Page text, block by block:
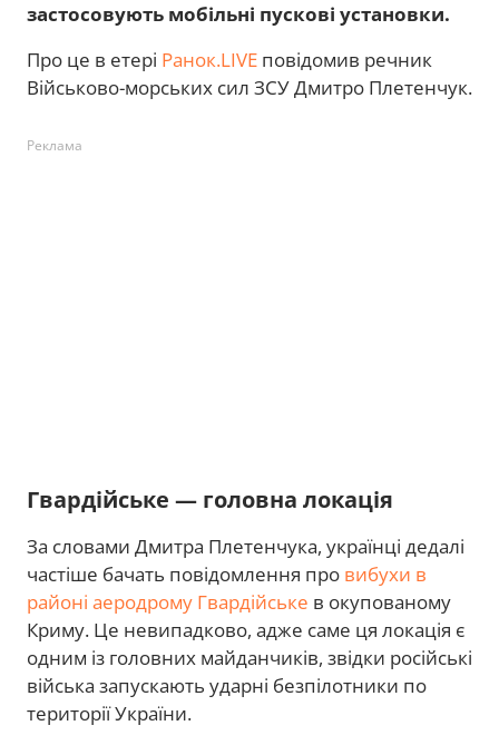
застосовують мобільні пускові установки.
Про це в етері Ранок.LIVE повідомив речник
Військово-морських сил ЗСУ Дмитро Плетенчук.
Реклама
Гвардійське — головна локація
За словами Дмитра Плетенчука, українці дедалі
частіше бачать повідомлення про вибухи в
районі аеродрому Гвардійське в окупованому
Криму. Це невипадково, адже саме ця локація є
одним із головних майданчиків, звідки російські
війська запускають ударні безпілотники по
території України.